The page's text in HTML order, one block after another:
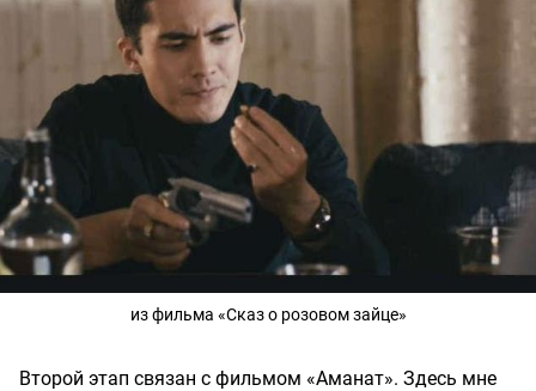
из фильма «Сказ о розовом зайце»
Второй этап связан с фильмом «Аманат». Здесь мне